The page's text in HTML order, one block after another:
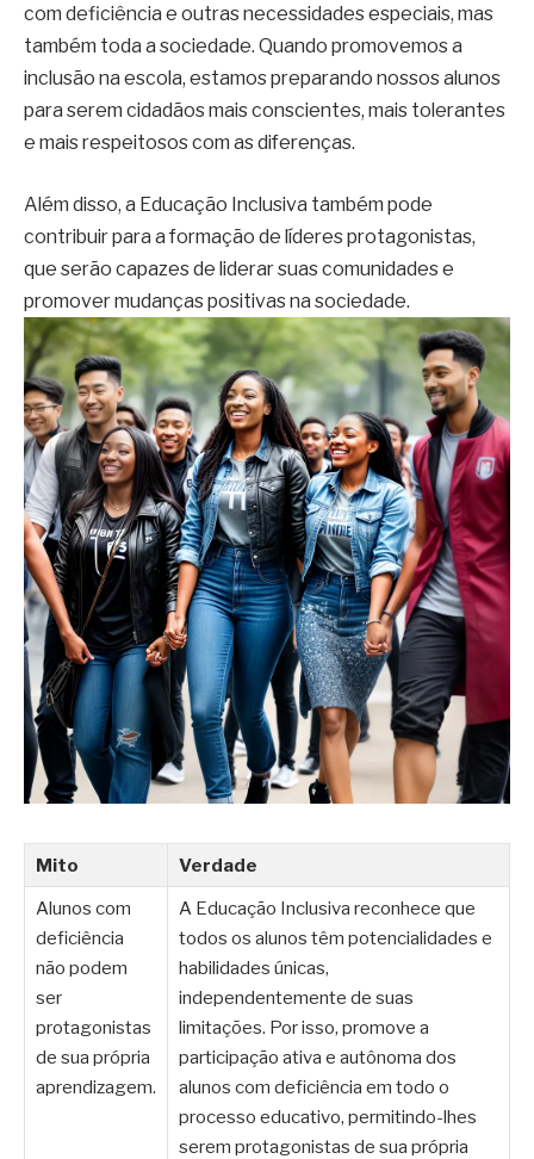
com deficiência e outras necessidades especiais, mas
também toda a sociedade. Quando promovemos a
inclusão na escola, estamos preparando nossos alunos
para serem cidadãos mais conscientes, mais tolerantes
e mais respeitosos com as diferenças.
Além disso, a Educação Inclusiva também pode
contribuir para a formação de líderes protagonistas,
que serão capazes de liderar suas comunidades e
promover mudanças positivas na sociedade.
Mito
Verdade
Alunos com
deficiência
não podem
ser
protagonistas
de sua própria
aprendizagem.
A Educação Inclusiva reconhece que
todos os alunos têm potencialidades e
habilidades únicas,
independentemente de suas
limitações. Por isso, promove a
participação ativa e autônoma dos
alunos com deficiência em todo o
processo educativo, permitindo-lhes
serem protagonistas de sua própria